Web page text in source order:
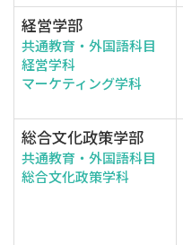
経営学部
共通教育・外国語科目
経営学科
マーケティング学科
総合文化政策学部
共通教育・外国語科目
総合文化政策学科